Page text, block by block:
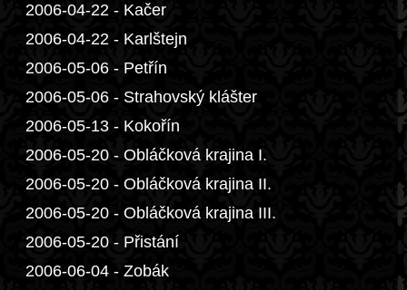
2006-04-22 - Kačer
2006-04-22 - Karlštejn
2006-05-06 - Petřín
2006-05-06 - Strahovský klášter
2006-05-13 - Kokořín
2006-05-20 - Obláčková krajina I.
2006-05-20 - Obláčková krajina II.
2006-05-20 - Obláčková krajina III.
2006-05-20 - Přistání
2006-06-04 - Zobák